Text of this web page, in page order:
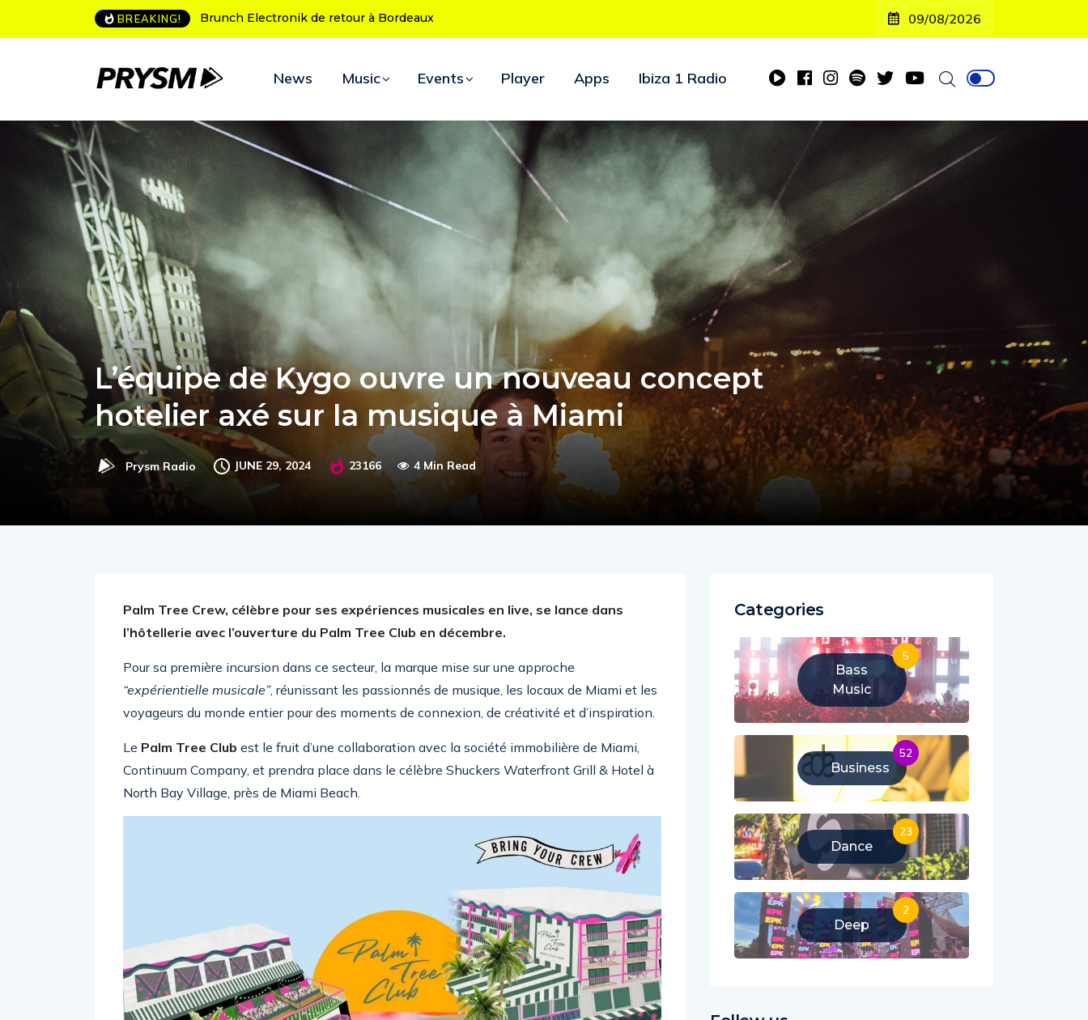
BREAKING! L’Amnesia Ibiza fête ses 50 ans : le programme des soirées d’ouverture 09/08/2026
News Music Events Player Apps Ibiza 1 Radio
L’équipe de Kygo ouvre un nouveau concept
hotelier axé sur la musique à Miami
Prysm Radio JUNE 29, 2024 23166 4 Min Read
Palm Tree Crew, célèbre pour ses expériences musicales en live, se lance dans
l’hôtellerie avec l’ouverture du Palm Tree Club en décembre.
Pour sa première incursion dans ce secteur, la marque mise sur une approche
“expérientielle musicale”, réunissant les passionnés de musique, les locaux de Miami et les
voyageurs du monde entier pour des moments de connexion, de créativité et d’inspiration.
Le Palm Tree Club est le fruit d’une collaboration avec la société immobilière de Miami,
Continuum Company, et prendra place dans le célèbre Shuckers Waterfront Grill & Hotel à
North Bay Village, près de Miami Beach.
Categories
Bass
Music
5
Business
52
Dance
23
Deep
2